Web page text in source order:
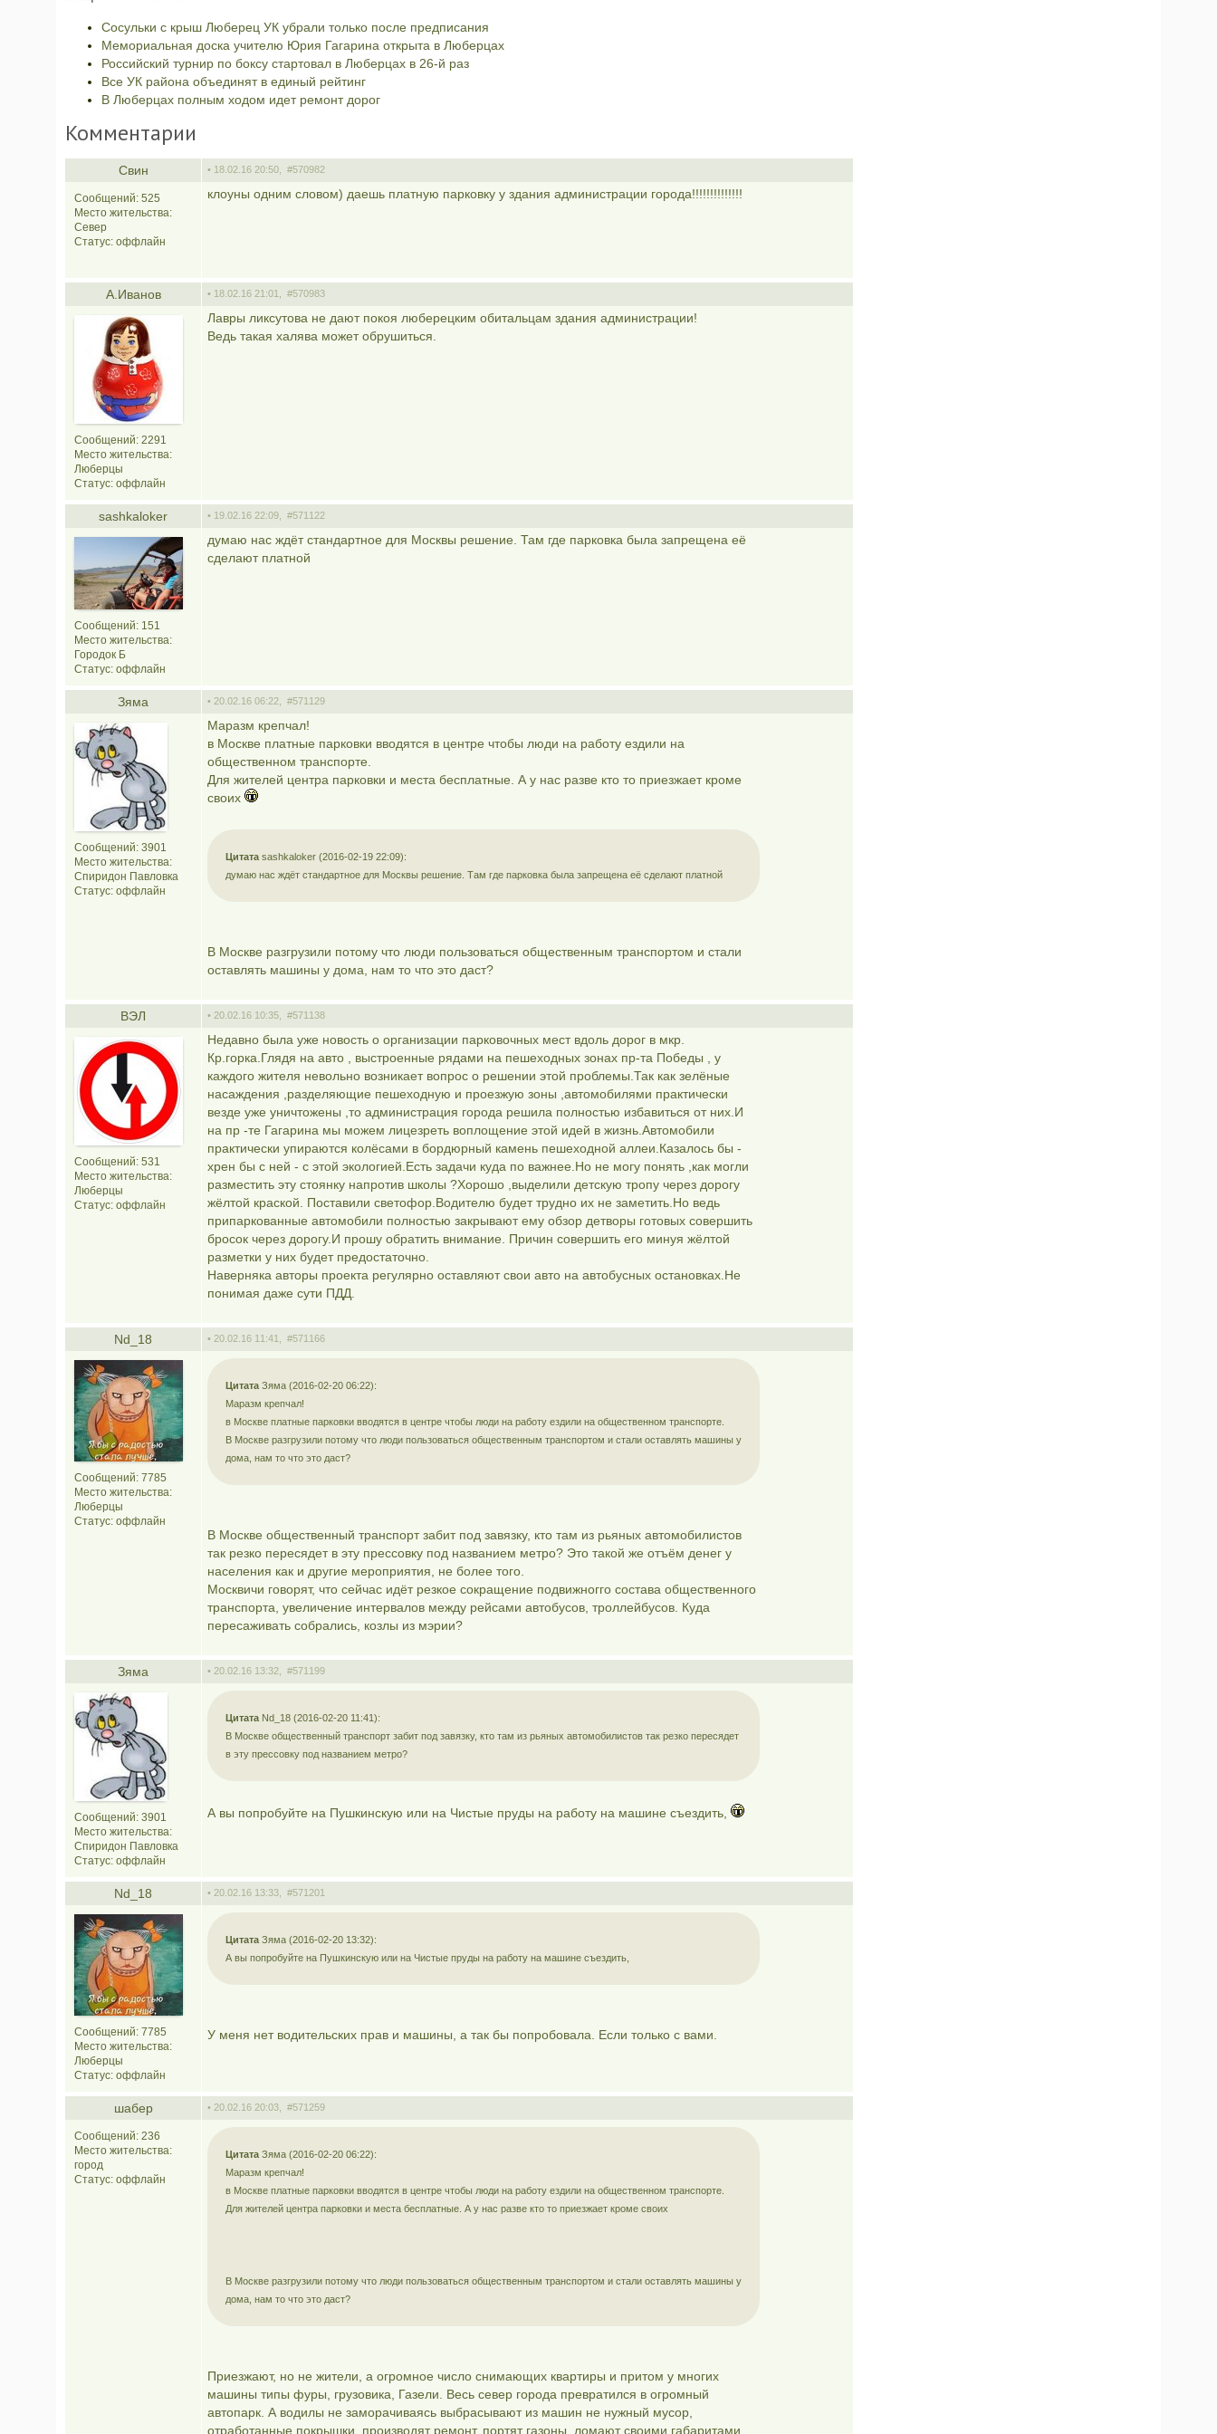
Сосульки с крыш Люберец УК убрали только после предписания
Мемориальная доска учителю Юрия Гагарина открыта в Люберцах
Российский турнир по боксу стартовал в Люберцах в 26-й раз
Все УК района объединят в единый рейтинг
В Люберцах полным ходом идет ремонт дорог
Комментарии
Свин • 18.02.16 20:50, #570982
Сообщений: 525
Место жительства:
Север
Статус: оффлайн
клоуны одним словом) даешь платную парковку у здания администрации города!!!!!!!!!!!!!!
A.Иванов • 18.02.16 21:01, #570983
Сообщений: 2291
Место жительства:
Люберцы
Статус: оффлайн
Лавры ликсутова не дают покоя люберецким обитальцам здания администрации!
Ведь такая халява может обрушиться.
sashkaloker • 19.02.16 22:09, #571122
Сообщений: 151
Место жительства:
Городок Б
Статус: оффлайн
думаю нас ждёт стандартное для Москвы решение. Там где парковка была запрещена её
сделают платной
Зяма • 20.02.16 06:22, #571129
Сообщений: 3901
Место жительства:
Спиридон Павловка
Статус: оффлайн
Маразм крепчал!
в Москве платные парковки вводятся в центре чтобы люди на работу ездили на
общественном транспорте.
Для жителей центра парковки и места бесплатные. А у нас разве кто то приезжает кроме
своих
Цитата sashkaloker (2016-02-19 22:09):
думаю нас ждёт стандартное для Москвы решение. Там где парковка была запрещена её сделают платной
В Москве разгрузили потому что люди пользоваться общественным транспортом и стали
оставлять машины у дома, нам то что это даст?
ВЭЛ • 20.02.16 10:35, #571138
Сообщений: 531
Место жительства:
Люберцы
Статус: оффлайн
Недавно была уже новость о организации парковочных мест вдоль дорог в мкр.
Кр.горка.Глядя на авто , выстроенные рядами на пешеходных зонах пр-та Победы , у
каждого жителя невольно возникает вопрос о решении этой проблемы.Так как зелёные
насаждения ,разделяющие пешеходную и проезжую зоны ,автомобилями практически
везде уже уничтожены ,то администрация города решила полностью избавиться от них.И
на пр -те Гагарина мы можем лицезреть воплощение этой идей в жизнь.Автомобили
практически упираются колёсами в бордюрный камень пешеходной аллеи.Казалось бы -
хрен бы с ней - с этой экологией.Есть задачи куда по важнее.Но не могу понять ,как могли
разместить эту стоянку напротив школы ?Хорошо ,выделили детскую тропу через дорогу
жёлтой краской. Поставили светофор.Водителю будет трудно их не заметить.Но ведь
припаркованные автомобили полностью закрывают ему обзор детворы готовых совершить
бросок через дорогу.И прошу обратить внимание. Причин совершить его минуя жёлтой
разметки у них будет предостаточно.
Наверняка авторы проекта регулярно оставляют свои авто на автобусных остановках.Не
понимая даже сути ПДД.
Nd_18 • 20.02.16 11:41, #571166
Сообщений: 7785
Место жительства:
Люберцы
Статус: оффлайн
Цитата Зяма (2016-02-20 06:22):
Маразм крепчал!
в Москве платные парковки вводятся в центре чтобы люди на работу ездили на общественном транспорте.
В Москве разгрузили потому что люди пользоваться общественным транспортом и стали оставлять машины у
дома, нам то что это даст?
В Москве общественный транспорт забит под завязку, кто там из рьяных автомобилистов
так резко пересядет в эту прессовку под названием метро? Это такой же отъём денег у
населения как и другие мероприятия, не более того.
Москвичи говорят, что сейчас идёт резкое сокращение подвижногго состава общественного
транспорта, увеличение интервалов между рейсами автобусов, троллейбусов. Куда
пересаживать собрались, козлы из мэрии?
Зяма • 20.02.16 13:32, #571199
Сообщений: 3901
Место жительства:
Спиридон Павловка
Статус: оффлайн
Цитата Nd_18 (2016-02-20 11:41):
В Москве общественный транспорт забит под завязку, кто там из рьяных автомобилистов так резко пересядет
в эту прессовку под названием метро?
А вы попробуйте на Пушкинскую или на Чистые пруды на работу на машине съездить,
Nd_18 • 20.02.16 13:33, #571201
Сообщений: 7785
Место жительства:
Люберцы
Статус: оффлайн
Цитата Зяма (2016-02-20 13:32):
А вы попробуйте на Пушкинскую или на Чистые пруды на работу на машине съездить,
У меня нет водительских прав и машины, а так бы попробовала. Если только с вами.
шабер • 20.02.16 20:03, #571259
Сообщений: 236
Место жительства:
город
Статус: оффлайн
Цитата Зяма (2016-02-20 06:22):
Маразм крепчал!
в Москве платные парковки вводятся в центре чтобы люди на работу ездили на общественном транспорте.
Для жителей центра парковки и места бесплатные. А у нас разве кто то приезжает кроме своих
В Москве разгрузили потому что люди пользоваться общественным транспортом и стали оставлять машины у
дома, нам то что это даст?
Приезжают, но не жители, а огромное число снимающих квартиры и притом у многих
машины типы фуры, грузовика, Газели. Весь север города превратился в огромный
автопарк. А водилы не заморачиваясь выбрасывают из машин не нужный мусор,
отработанные покрышки, производят ремонт, портят газоны, ломают своими габаритами